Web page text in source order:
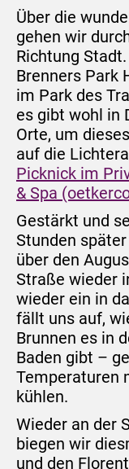
Über die
gehen wir
Richtung
Brenners Park
im Park des
es gibt wohl in
Orte, um
auf die
Picknick im
& Spa
Gestärkt und
Stunden
über den
Straße wieder
wieder ein in
fällt uns auf,
Brunnen es in
Baden gibt –
Temperaturen
kühlen.
Wieder an der
biegen wir
und den